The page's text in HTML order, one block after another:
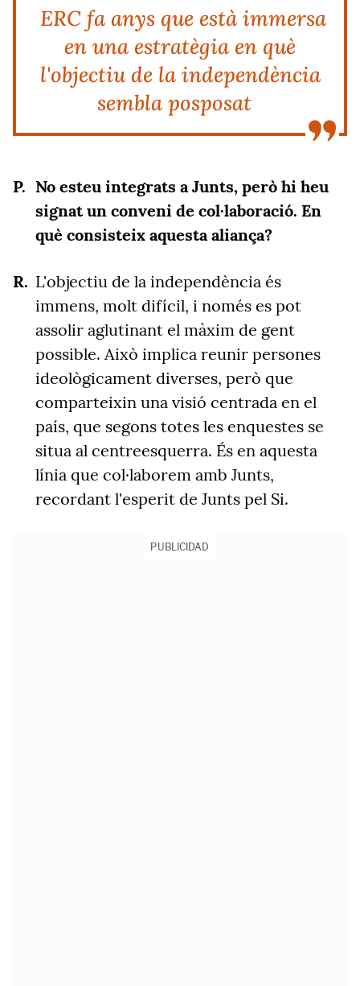
ERC fa anys que està immersa
en una estratègia en què
l'objectiu de la independència
sembla posposat
No esteu integrats a Junts, però hi heu
signat un conveni de col·laboració. En
què consisteix aquesta aliança?
L'objectiu de la independència és
immens, molt difícil, i només es pot
assolir aglutinant el màxim de gent
possible. Això implica reunir persones
ideològicament diverses, però que
comparteixin una visió centrada en el
país, que segons totes les enquestes se
situa al centreesquerra. És en aquesta
línia que col·laborem amb Junts,
recordant l'esperit de Junts pel Si.
PUBLICIDAD